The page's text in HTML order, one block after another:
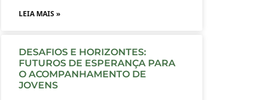
LEIA MAIS »
DESAFIOS E HORIZONTES:
FUTUROS DE ESPERANÇA PARA
O ACOMPANHAMENTO DE
JOVENS